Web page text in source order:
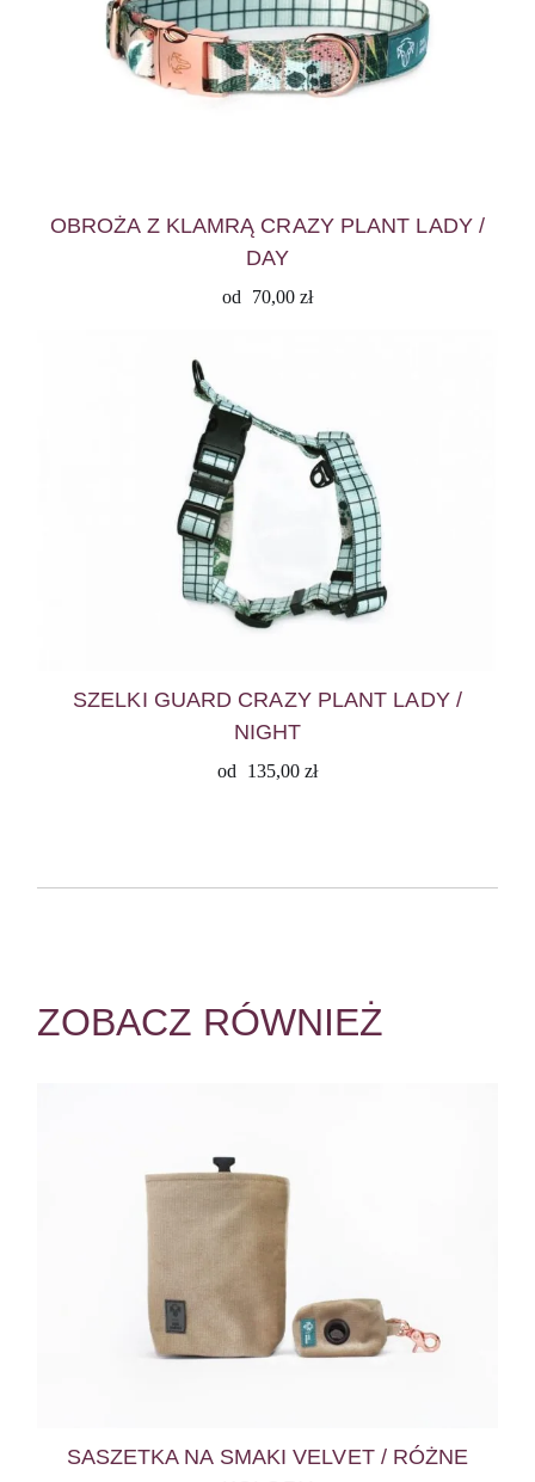
OBROŻA Z KLAMRĄ CRAZY PLANT LADY /
DAY
od 70,00 zł
SZELKI GUARD CRAZY PLANT LADY /
NIGHT
od 135,00 zł
ZOBACZ RÓWNIEŻ
SASZETKA NA SMAKI VELVET / RÓŻNE